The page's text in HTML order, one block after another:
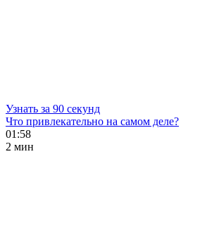
Узнать за 90 секунд
Что привлекательно на самом деле?
01:58
2 мин